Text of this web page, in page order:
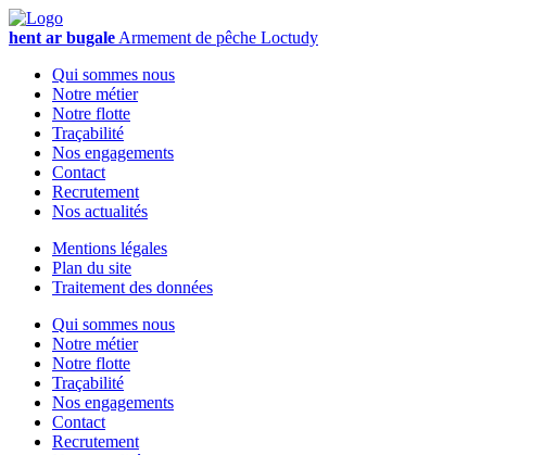
hent ar bugale Armement de pêche Loctudy
Qui sommes nous
Notre métier
Notre flotte
Traçabilité
Nos engagements
Contact
Recrutement
Nos actualités
Mentions légales
Plan du site
Traitement des données
Qui sommes nous
Notre métier
Notre flotte
Traçabilité
Nos engagements
Contact
Recrutement